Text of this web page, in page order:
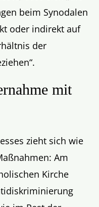
beim Synodalen
oder indirekt auf
der
mit
zieht sich wie
Am
Kirche